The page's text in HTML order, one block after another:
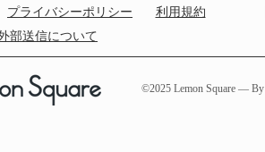
​プライバシーポリシー​ ​利用規約
部送信について
©︎2025 Lemon Square — By